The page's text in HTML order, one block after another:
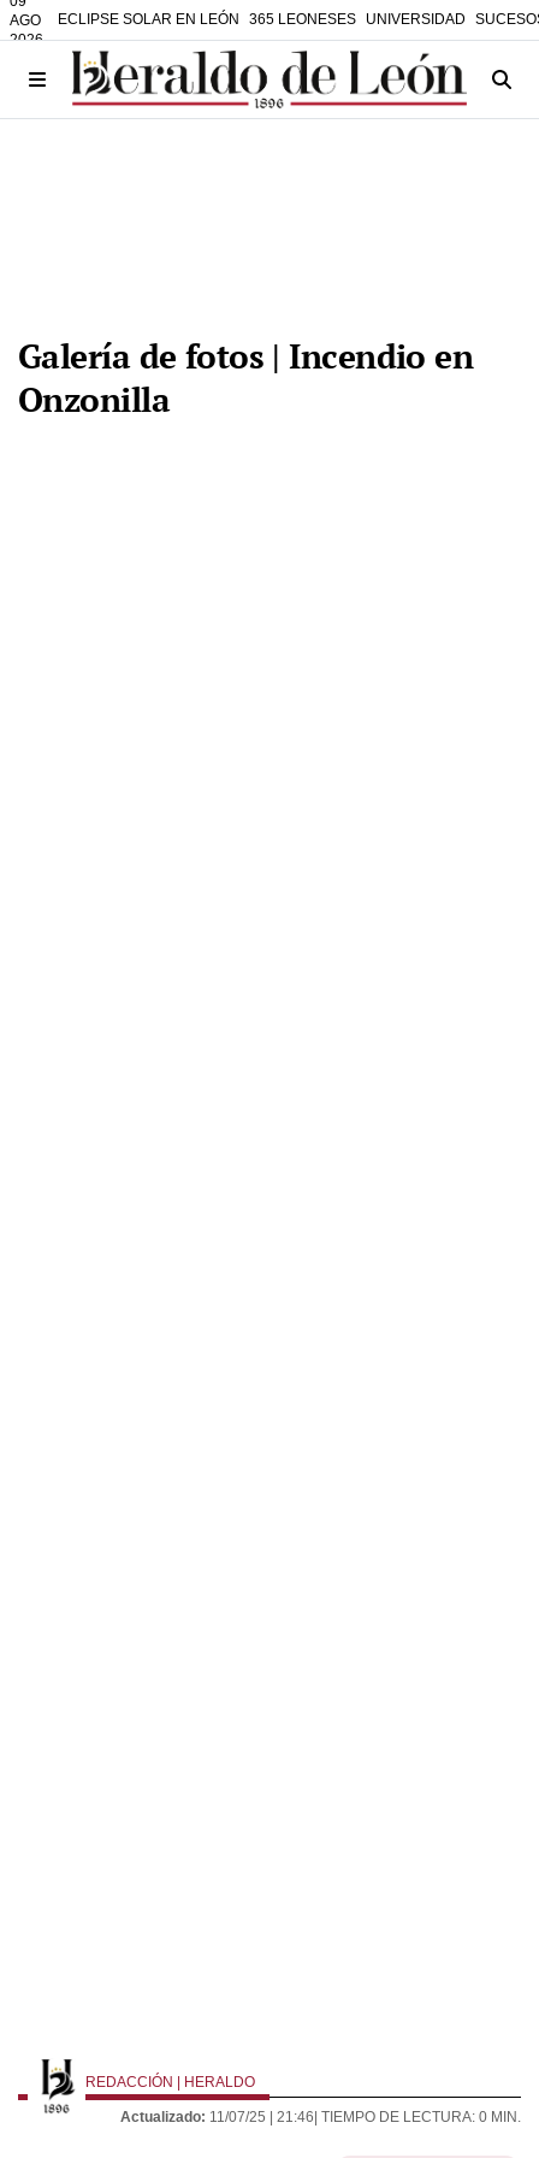
AGO
2026
ECLIPSE SOLAR EN LEÓN 365 LEONESES UNIVERSIDAD
Galería de fotos | Incendio en
Onzonilla
REDACCIÓN | HERALDO
Actualizado: 11/07/25 | 21:46| TIEMPO DE LECTURA: 0 MIN.